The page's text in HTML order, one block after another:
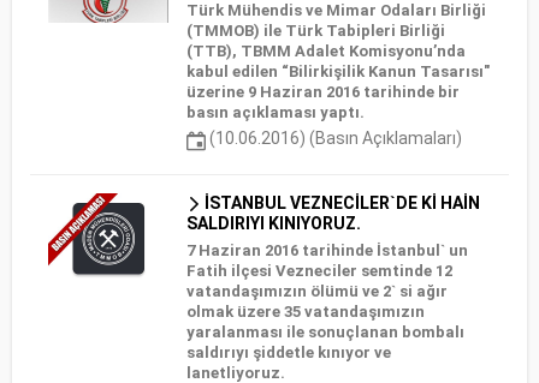
Türk Mühendis ve Mimar Odaları Birliği
(TMMOB) ile Türk Tabipleri Birliği
(TTB), TBMM Adalet Komisyonu’nda
kabul edilen “Bilirkişilik Kanun Tasarısı"
üzerine 9 Haziran 2016 tarihinde bir
basın açıklaması yaptı.
(10.06.2016) (Basın Açıklamaları)
İSTANBUL VEZNECİLER`DE Kİ HAİN
SALDIRIYI KINIYORUZ.
7 Haziran 2016 tarihinde İstanbul` un
Fatih ilçesi Vezneciler semtinde 12
vatandaşımızın ölümü ve 2` si ağır
olmak üzere 35 vatandaşımızın
yaralanması ile sonuçlanan bombalı
saldırıyı şiddetle kınıyor ve
lanetliyoruz.